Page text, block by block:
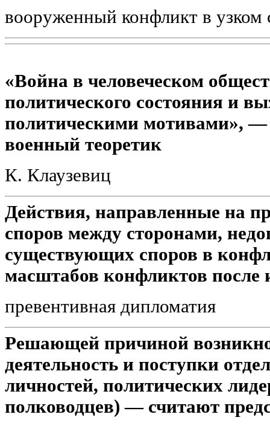
вооруженный конфликт в узком
«Война в человеческом
политического состояния и
политическими мотивами», —
военный теоретик
К. Клаузевиц
Действия, направленные на
споров между сторонами,
существующих споров в
масштабов конфликтов после
превентивная дипломатия
Решающей причиной
деятельность и поступки
личностей, политических
полководцев) — считают